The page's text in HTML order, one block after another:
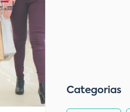
Categorias